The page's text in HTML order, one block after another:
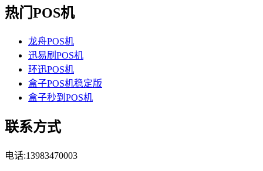
热门POS机
龙舟POS机
迅易刷POS机
环迅POS机
盒子POS机稳定版
盒子秒到POS机
联系方式
电话:13983470003